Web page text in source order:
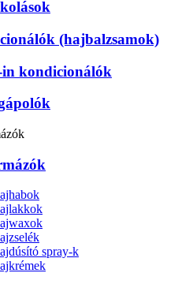
(hajbalzsamok)
in kondicionálók
spray-k